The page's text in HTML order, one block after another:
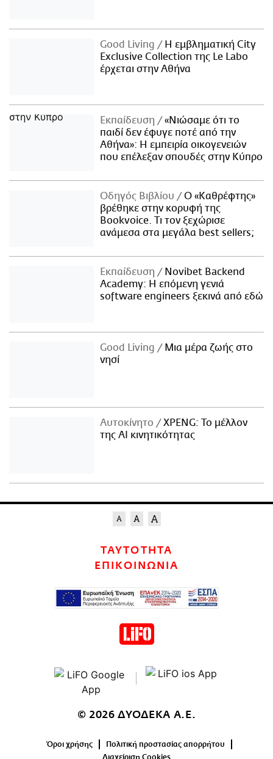
Good Living
Η εμβληματική City
Exclusive Collection της Le Labo
έρχεται στην Αθήνα
Εκπαίδευση
«Νιώσαμε ότι το
παιδί δεν έφυγε ποτέ από την
Αθήνα»: Η εμπειρία οικογενειών
που επέλεξαν σπουδές στην Κύπρο
Οδηγός Βιβλίου
Ο «Καθρέφτης»
βρέθηκε στην κορυφή της
Bookvoice. Τι τον ξεχώρισε
ανάμεσα στα μεγάλα best sellers;
Εκπαίδευση
Novibet Backend
Academy: Η επόμενη γενιά
software engineers ξεκινά από εδώ
Good Living
Μια μέρα ζωής στο
νησί
Αυτοκίνητο
XPENG: Το μέλλον
της AI κινητικότητας
ΤΑΥΤΟΤΗΤΑ
ΕΠΙΚΟΙΝΩΝΙΑ
© 2026 ΔΥΟΔΕΚΑ Α.Ε.
Όροι χρήσης
Πολιτική προστασίας απορρήτου
Διαχείριση Cookies